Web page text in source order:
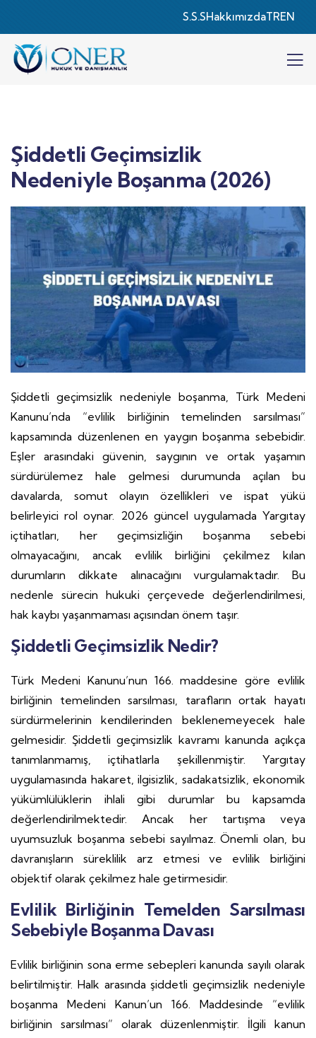
S.S.SHakkımızdaTREN
Şiddetli Geçimsizlik
Nedeniyle Boşanma (2026)
Şiddetli geçimsizlik nedeniyle boşanma, Türk Medeni
Kanunu’nda “evlilik birliğinin temelinden sarsılması”
kapsamında düzenlenen en yaygın boşanma sebebidir.
Eşler arasındaki güvenin, saygının ve ortak yaşamın
sürdürülemez hale gelmesi durumunda açılan bu
davalarda, somut olayın özellikleri ve ispat yükü
belirleyici rol oynar. 2026 güncel uygulamada Yargıtay
içtihatları, her geçimsizliğin boşanma sebebi
olmayacağını, ancak evlilik birliğini çekilmez kılan
durumların dikkate alınacağını vurgulamaktadır. Bu
nedenle sürecin hukuki çerçevede değerlendirilmesi,
hak kaybı yaşanmaması açısından önem taşır.
Şiddetli Geçimsizlik Nedir?
Türk Medeni Kanunu’nun 166. maddesine göre evlilik
birliğinin temelinden sarsılması, tarafların ortak hayatı
sürdürmelerinin kendilerinden beklenemeyecek hale
gelmesidir. Şiddetli geçimsizlik kavramı kanunda açıkça
tanımlanmamış, içtihatlarla şekillenmiştir. Yargıtay
uygulamasında hakaret, ilgisizlik, sadakatsizlik, ekonomik
yükümlülüklerin ihlali gibi durumlar bu kapsamda
değerlendirilmektedir. Ancak her tartışma veya
uyumsuzluk boşanma sebebi sayılmaz. Önemli olan, bu
davranışların süreklilik arz etmesi ve evlilik birliğini
objektif olarak çekilmez hale getirmesidir.
Evlilik Birliğinin Temelden Sarsılması
Sebebiyle Boşanma Davası
Evlilik birliğinin sona erme sebepleri kanunda sayılı olarak
belirtilmiştir. Halk arasında şiddetli geçimsizlik nedeniyle
boşanma Medeni Kanun’un 166. Maddesinde “evlilik
birliğinin sarsılması” olarak düzenlenmiştir. İlgili kanun